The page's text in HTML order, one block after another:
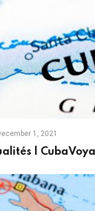
1, 2021
|